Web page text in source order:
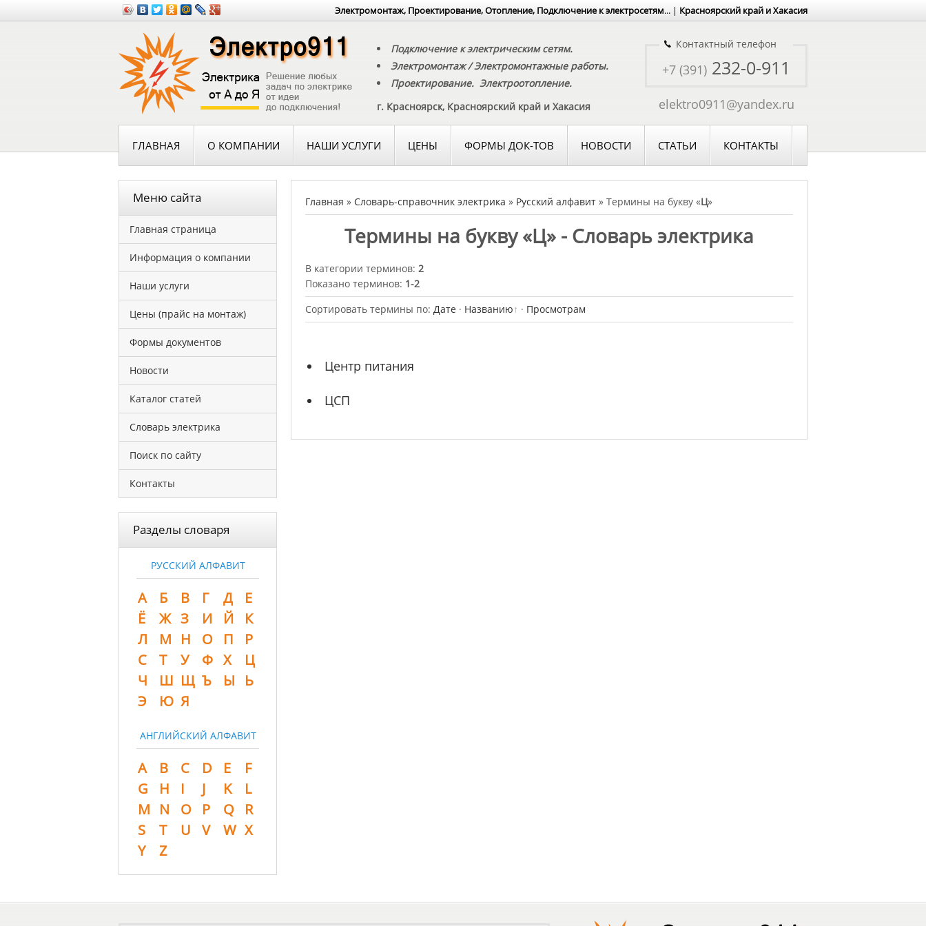
Электромонтаж, Проектирование, Отопление, Подключение к электросетям... | Красноярский край и Хакасия
Подключение к электрическим сетям.
Электромонтаж / Электромонтажные работы.
Проектирование. Электроотопление.
г. Красноярск, Красноярский край и Хакасия
Контактный телефон
+7 (391) 232-0-911
elektro0911@yandex.ru
ГЛАВНАЯ О КОМПАНИИ НАШИ УСЛУГИ ЦЕНЫ ФОРМЫ ДОК-ТОВ НОВОСТИ СТАТЬИ КОНТАКТЫ
Меню сайта
Главная страница
Информация о компании
Наши услуги
Цены (прайс на монтаж)
Формы документов
Новости
Каталог статей
Словарь электрика
Поиск по сайту
Контакты
Разделы словаря
РУССКИЙ АЛФАВИТ
А Б В Г Д
Е
Ё
Ж З И Й
К
Л
М Н О П
Р
С
Т У Ф Х
Ц
Ч
Ш Щ Ъ Ы
Ь
Э
Ю Я
АНГЛИЙСКИЙ АЛФАВИТ
A B C D E
F
G
H I J K
L
M N O P Q
R
S
T U V W X
Y
Z
Главная » Словарь-справочник электрика » Русский алфавит » Термины на букву «Ц»
Термины на букву «Ц» - Словарь электрика
В категории терминов: 2
Показано терминов: 1-2
Сортировать термины по: Дате · Названию · Просмотрам
Центр питания
ЦСП